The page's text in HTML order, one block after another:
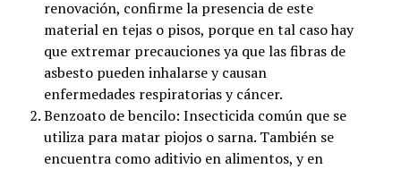
renovación, confirme la presencia de este
material en tejas o pisos, porque en tal caso hay
que extremar precauciones ya que las fibras de
asbesto pueden inhalarse y causan
enfermedades respiratorias y cáncer.
Benzoato de bencilo: Insecticida común que se
utiliza para matar piojos o sarna. También se
encuentra como aditivio en alimentos, y en